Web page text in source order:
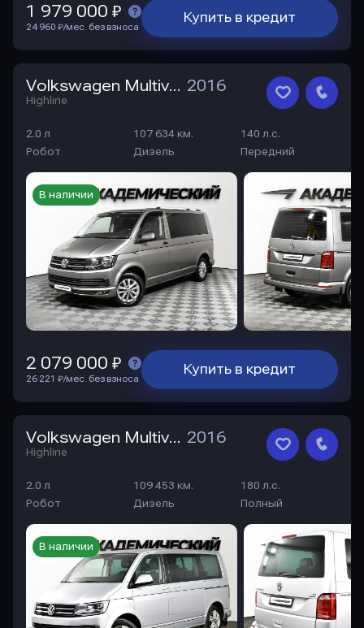
Купить в кредит
1 979 000 ₽
24 960 ₽/мес. без взноса
Volkswagen Multivan 2016
Highline
2.0 л 107 634 км.
140 л.с.
Робот
Дизель Передний
В наличии
Купить в кредит
2 079 000 ₽
26 221 ₽/мес. без взноса
Volkswagen Multivan 2016
Highline
2.0 л 109 453 км.
180 л.с.
Робот
Дизель Полный
В наличии